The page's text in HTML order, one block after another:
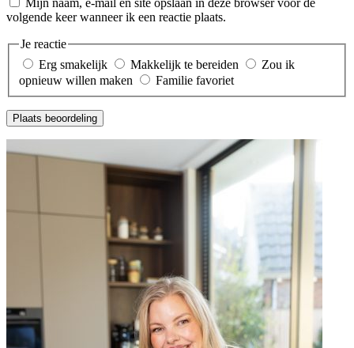
Mijn naam, e-mail en site opslaan in deze browser voor de
volgende keer wanneer ik een reactie plaats.
Je reactie
Erg smakelijk
Makkelijk te bereiden
Zou ik
opnieuw willen maken
Familie favoriet
Plaats beoordeling